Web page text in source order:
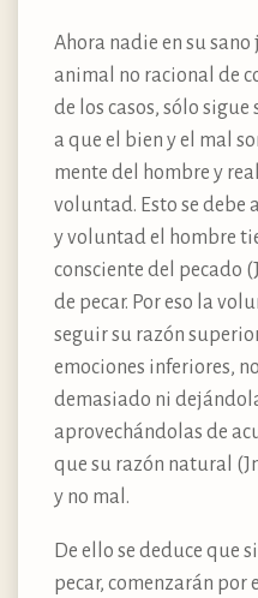
Ahora nadie en su
animal no racional de
de los casos, sólo sigue
a que el bien y el mal
mente del hombre y
voluntad. Esto se debe
y voluntad el hombre
consciente del pecado
de pecar. Por eso la
seguir su razón
emociones inferiores,
demasiado ni
aprovechándolas de
que su razón natural
y no mal.
De ello se deduce que
pecar, comenzarán por